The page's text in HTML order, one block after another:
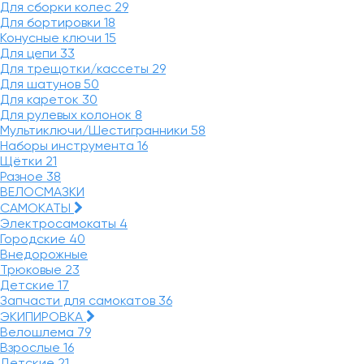
Для сборки колес 29
Для бортировки 18
Конусные ключи 15
Для цепи 33
Для трещотки/кассеты 29
Для шатунов 50
Для кареток 30
Для рулевых колонок 8
Мультиключи/Шестигранники 58
Наборы инструмента 16
Щётки 21
Разное 38
ВЕЛОСМАЗКИ
САМОКАТЫ
Электросамокаты 4
Городские 40
Внедорожные
Трюковые 23
Детские 17
Запчасти для самокатов 36
ЭКИПИРОВКА
Велошлема 79
Взрослые 16